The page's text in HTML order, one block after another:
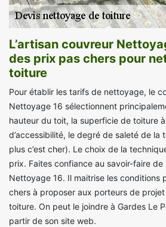
L’artisan couvreur
des prix pas chers pour
toiture
Pour établir les tarifs de nettoyage, le
Nettoyage 16 sélectionnent
hauteur du toit, la superficie de toiture
d’accessibilité, le degré de saleté de la
plus c’est cher). Le choix de la
prix. Faites confiance au savoir-faire de
Nettoyage 16. Il maitrise les conditions
chers à proposer aux porteurs de
toiture. On peut le joindre à Gardes Le
partir de son site web.